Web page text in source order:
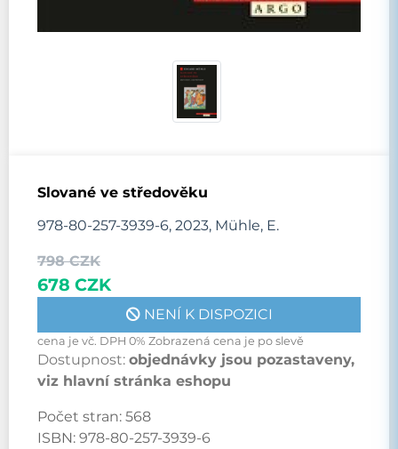
Slované ve středověku
978-80-257-3939-6, 2023, Mühle, E.
798 CZK
678 CZK
NENÍ K DISPOZICI
cena je vč. DPH 0% Zobrazená cena je po slevě
Dostupnost: objednávky jsou pozastaveny,
viz hlavní stránka eshopu
Počet stran: 568
ISBN: 978-80-257-3939-6